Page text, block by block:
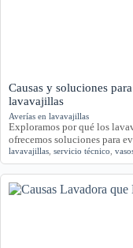
Causas y soluciones
lavavajillas
Averías en lavavajillas
Exploramos por qué los
ofrecemos soluciones para
lavavajillas servicio técnico